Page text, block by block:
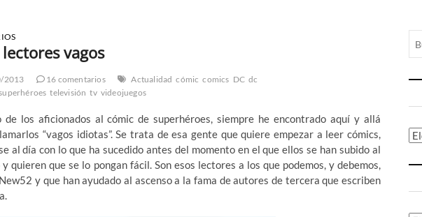
vagos
2013 16 comentarios Actualidad cómic comics DC dc
televisión tv videojuegos
los aficionados al cómic de superhéroes, siempre he encontrado aquí y allá
“vagos idiotas”. Se trata de esa gente que quiere empezar a leer cómics,
al día con lo que ha sucedido antes del momento en el que ellos se han subido al
quieren que se lo pongan fácil. Son esos lectores a los que podemos, y debemos,
y que han ayudado al ascenso a la fama de autores de tercera que escriben